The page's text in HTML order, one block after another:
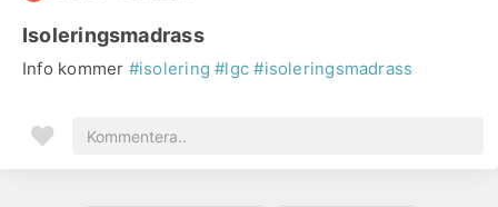
Isoleringsmadrass
Info kommer #isolering #lgc #isoleringsmadrass